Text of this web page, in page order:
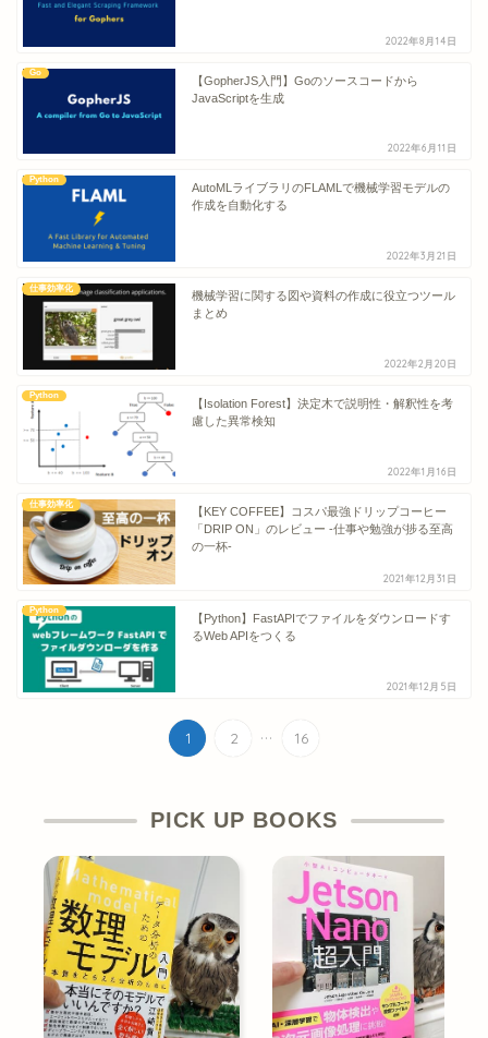
2022年8月14日
Go
【GopherJS入門】Goのソースコードから
JavaScriptを生成
2022年6月11日
Python
AutoMLライブラリのFLAMLで機械学習モデルの
作成を自動化する
2022年3月21日
仕事効率化
機械学習に関する図や資料の作成に役立つツール
まとめ
2022年2月20日
Python
【Isolation Forest】決定木で説明性・解釈性を考
慮した異常検知
2022年1月16日
仕事効率化
【KEY COFFEE】コスパ最強ドリップコーヒー
「DRIP ON」のレビュー -仕事や勉強が捗る至高
の一杯-
2021年12月31日
Python
【Python】FastAPIでファイルをダウンロードす
るWeb APIをつくる
2021年12月5日
1 2 ... 16
PICK UP BOOKS